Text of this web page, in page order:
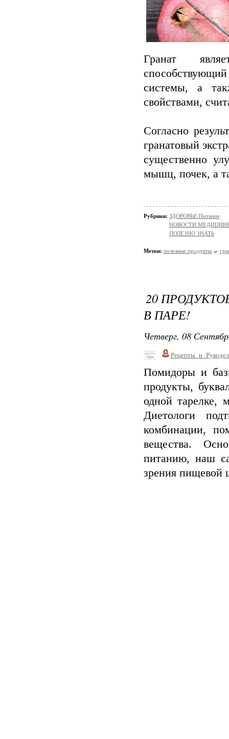
Гранат
системы, а
свойствами,
Согласно
гранатовый
существенно
мышц, почек, а
Рубрики: ЗДОРОВЬЕ/Питание
НОВОСТИ
ПОЛЕЗНО ЗНАТЬ
Метки: полезные продукты
20
В ПАРЕ!
Четверг, 08
Помидоры и
продукты,
одной тарелке,
Диетологи
комбинации,
вещества.
питанию, наш
зрения пищевой